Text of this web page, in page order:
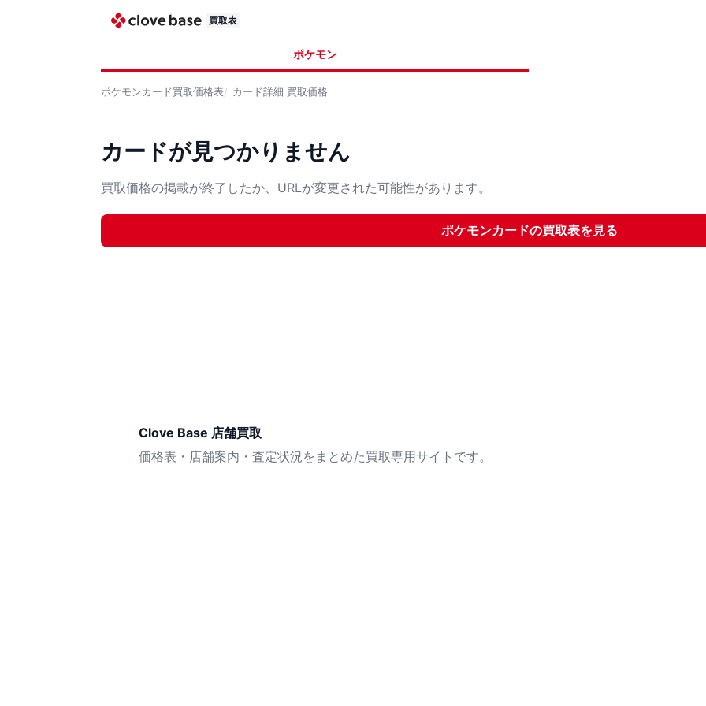
買取表
ポケモン
ポケモンカード買取価格表 カード詳細 買取価格
カードが見つかりません
買取価格の掲載が終了したか、URLが変更された可能性があります。
ポケモンカードの買取表を見る
Clove Base 店舗買取
価格表・店舗案内・査定状況をまとめた買取専用サイトです。